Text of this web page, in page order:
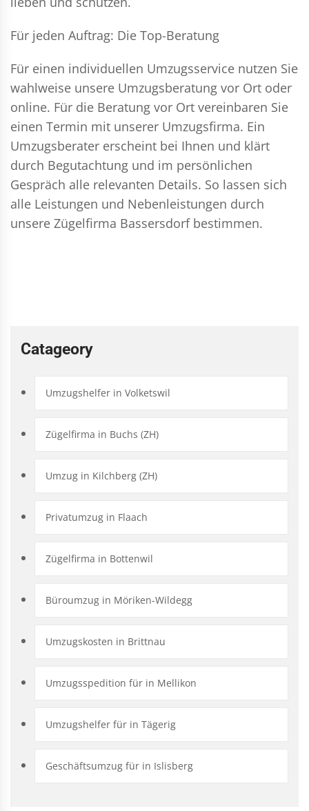
Für jeden Auftrag: Die Top-Beratung
Für einen individuellen Umzugsservice nutzen Sie
wahlweise unsere Umzugsberatung vor Ort oder
online. Für die Beratung vor Ort vereinbaren Sie
einen Termin mit unserer Umzugsfirma. Ein
Umzugsberater erscheint bei Ihnen und klärt
durch Begutachtung und im persönlichen
Gespräch alle relevanten Details. So lassen sich
alle Leistungen und Nebenleistungen durch
unsere Zügelfirma Bassersdorf bestimmen.
Catageory
Umzugshelfer in Volketswil
Zügelfirma in Buchs (ZH)
Umzug in Kilchberg (ZH)
Privatumzug in Flaach
Zügelfirma in Bottenwil
Büroumzug in Möriken-Wildegg
Umzugskosten in Brittnau
Umzugsspedition für in Mellikon
Umzugshelfer für in Tägerig
Geschäftsumzug für in Islisberg